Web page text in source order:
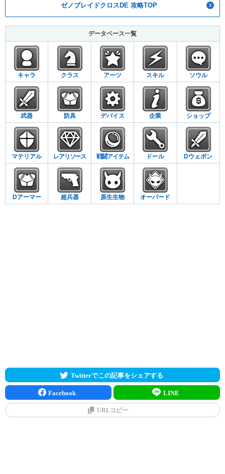
ゼノブレイドクロスDE 攻略TOP
データベース一覧
キャラ クラス アーツ スキル ソウル
武器 防具 デバイス 企業 ショップ
マテリアル レアリソース 戦闘アイテム ドール Dウェポン
Dアーマー 超兵器 原生生物 オーバード
Twitterでこの記事をシェアする
Facebook LINE
URLコピー